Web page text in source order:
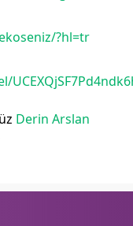
?hl=tr
Derin Arslan